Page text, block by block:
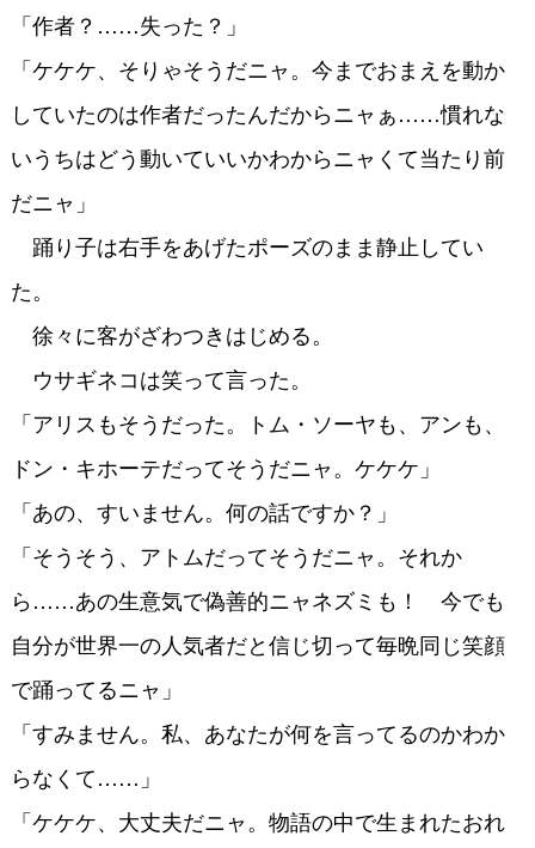
「作者？……失った？」
「ケケケ、そりゃそうだニャ。今までおまえを動か
していたのは作者だったんだからニャぁ……慣れな
いうちはどう動いていいかわからニャくて当たり前
だニャ」
踊り子は右手をあげたポーズのまま静止してい
た。
徐々に客がざわつきはじめる。
ウサギネコは笑って言った。
「アリスもそうだった。トム・ソーヤも、アンも、
ドン・キホーテだってそうだニャ。ケケケ」
「あの、すいません。何の話ですか？」
「そうそう、アトムだってそうだニャ。それか
ら……あの生意気で偽善的ニャネズミも！ 今でも
自分が世界一の人気者だと信じ切って毎晩同じ笑顔
で踊ってるニャ」
「すみません。私、あなたが何を言ってるのかわか
らなくて……」
「ケケケ、大丈夫だニャ。物語の中で生まれたおれ